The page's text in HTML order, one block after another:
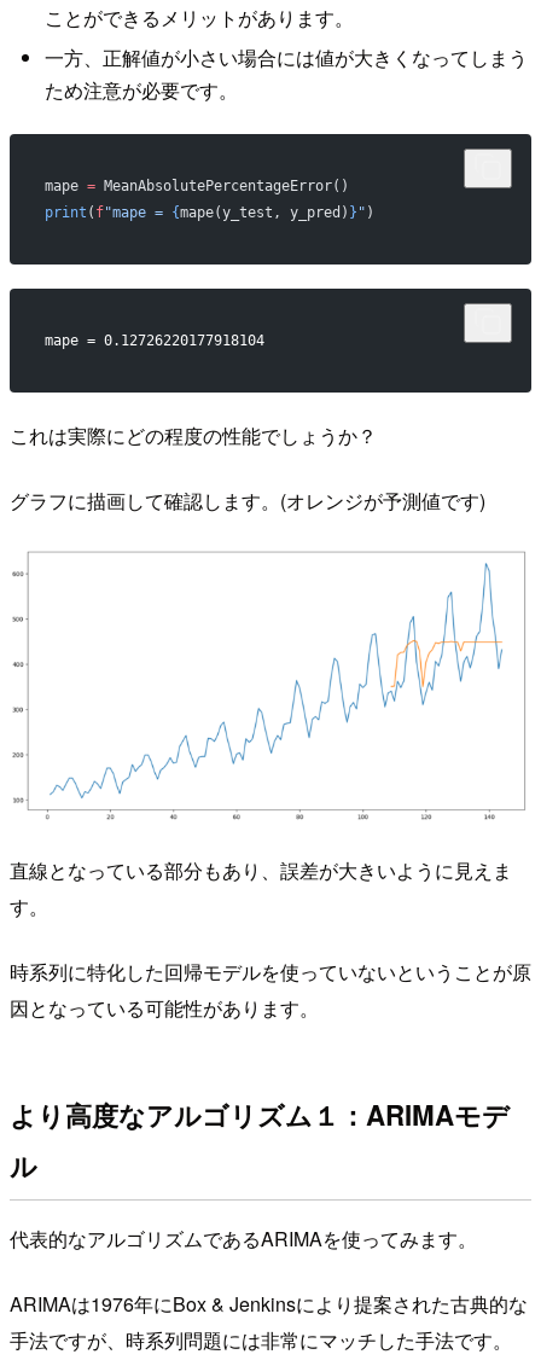
ことができるメリットがあります。
一方、正解値が小さい場合には値が大きくなってしまう
ため注意が必要です。
mape = MeanAbsolutePercentageError()
print ( f"mape = {mape(y_test, y_pred) } " )
mape = 0.12726220177918104
これは実際にどの程度の性能でしょうか？
グラフに描画して確認します。(オレンジが予測値です)
直線となっている部分もあり、誤差が大きいように見えま
す。
時系列に特化した回帰モデルを使っていないということが原
因となっている可能性があります。
より高度なアルゴリズム１：ARIMAモデ
ル
代表的なアルゴリズムであるARIMAを使ってみます。
ARIMAは1976年にBox & Jenkinsにより提案された古典的な
手法ですが、時系列問題には非常にマッチした手法です。